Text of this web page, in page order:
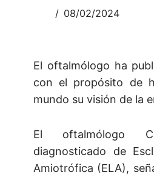
08/02/2024
El oftalmólogo ha
con el propósito de
mundo su visión de la
El oftalmólogo
diagnosticado de
Amiotrófica (ELA),